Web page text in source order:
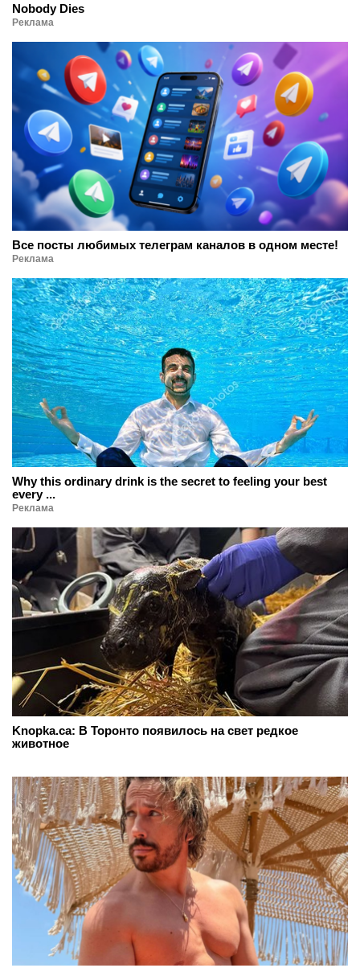
Nobody Dies
Реклама
Все посты любимых телеграм каналов в одном месте!
Реклама
Why this ordinary drink is the secret to feeling your best
every ...
Реклама
Knopka.ca: В Торонто появилось на свет редкое
животное